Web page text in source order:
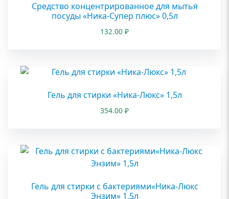
Средство концентрированное для мытья
посуды «Ника-Супер плюс» 0,5л
132.00 ₽
Гель для стирки «Ника-Люкс» 1,5л
354.00 ₽
Гель для стирки с бактериями«Ника-Люкс
Энзим» 1,5л